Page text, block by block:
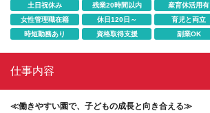
土日祝休み
残業20時間以内 産育休活用有
女性管理職在籍
休日120日～ 育児と両立
時短勤務あり
資格取得支援 副業OK
仕事内容
≪働きやすい園で、子どもの成長と向き合える≫